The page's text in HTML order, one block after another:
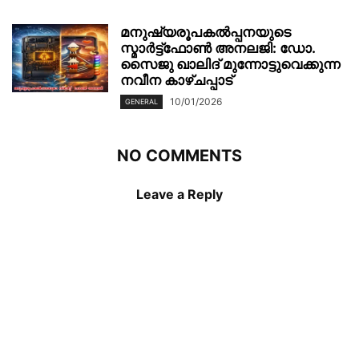
മനുഷ്യരൂപകൽപ്പനയുടെ
സ്മാർട്ട്‌ഫോൺ അനലജി: ഡോ.
സൈജു ഖാലിദ് മുന്നോട്ടുവെക്കുന്ന
നവീന കാഴ്ചപ്പാട്
GENERAL 10/01/2026
NO COMMENTS
Leave a Reply